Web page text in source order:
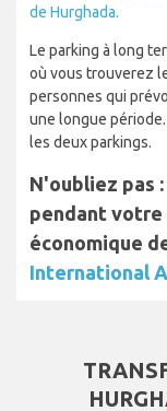
de Hurghada.
Le parking à long
où vous trouverez
personnes qui
une longue
les deux parkings.
N'oubliez pas
pendant votre
économique
International